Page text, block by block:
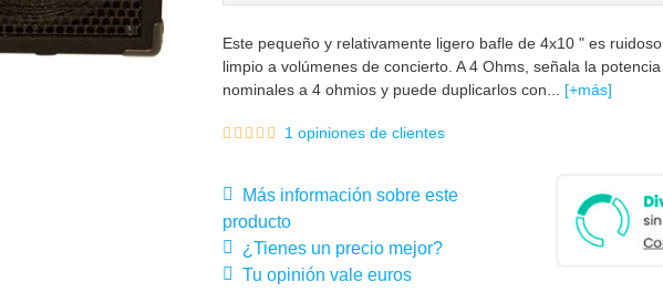
Este pequeño y relativamente ligero bafle de 4x10 " es
limpio a volúmenes de concierto. A 4 Ohms, señala la
nominales a 4 ohmios y puede duplicarlos con... [+más]
1 opiniones de clientes
Más información sobre este
producto
¿Tienes un precio mejor?
Tu opinión vale euros